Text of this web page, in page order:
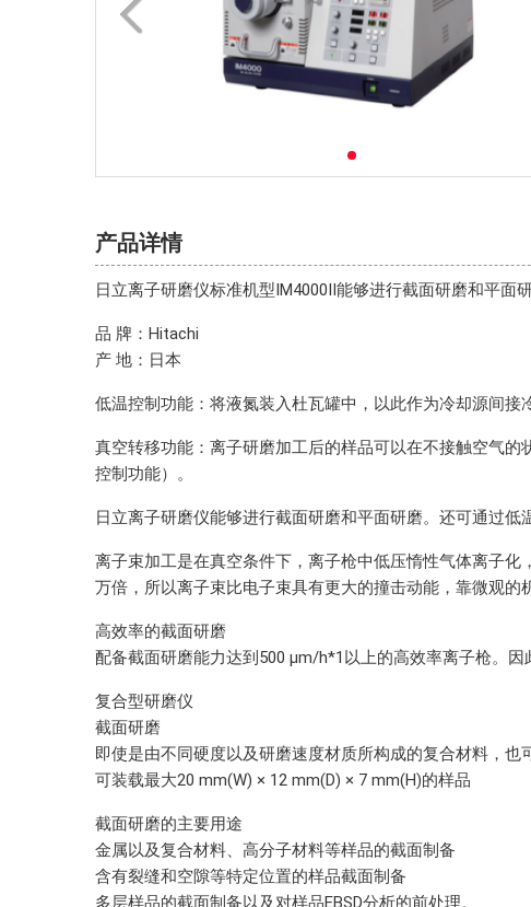
产品详情
日立离子研磨仪标准机型IM4000Ⅱ能够进行截面研磨和平面
品 牌：Hitachi
产 地：日本
低温控制功能：将液氮装入杜瓦罐中，以此作为冷却源间接
真空转移功能：离子研磨加工后的样品可以在不接触空气
控制功能）。
日立离子研磨仪能够进行截面研磨和平面研磨。还可通过低
离子束加工是在真空条件下，离子枪中低压惰性气体离子
万倍，所以离子束比电子束具有更大的撞击动能，靠微观的
高效率的截面研磨
配备截面研磨能力达到500 µm/h*1以上的高效率离子枪。
复合型研磨仪
截面研磨
即使是由不同硬度以及研磨速度材质所构成的复合材料，也
可装载最大20 mm(W) × 12 mm(D) × 7 mm(H)的样品
截面研磨的主要用途
金属以及复合材料、高分子材料等样品的截面制备
含有裂缝和空隙等特定位置的样品截面制备
多层样品的截面制备以及对样品EBSD分析的前处理。